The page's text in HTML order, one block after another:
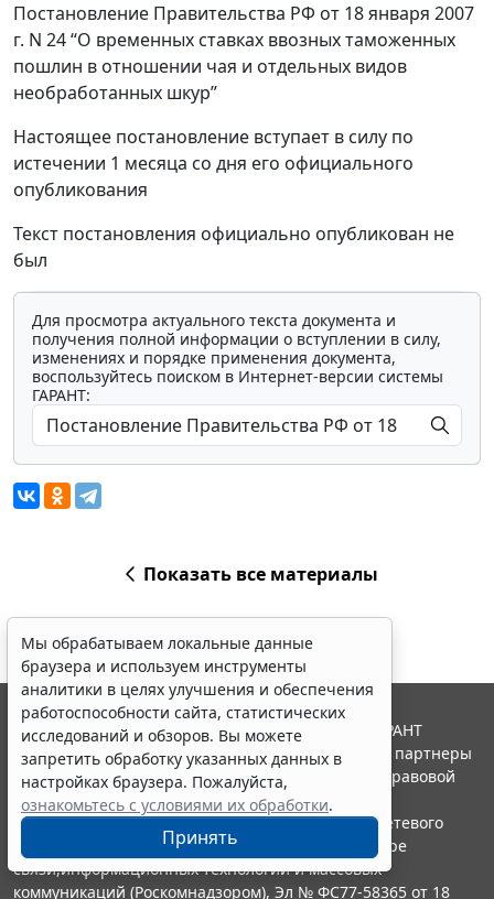
Постановление Правительства РФ от 18 января 2007
г. N 24 “О временных ставках ввозных таможенных
пошлин в отношении чая и отдельных видов
необработанных шкур”
Настоящее постановление вступает в силу по
истечении 1 месяца со дня его официального
опубликования
Текст постановления официально опубликован не
был
Для просмотра актуального текста документа и
получения полной информации о вступлении в силу,
изменениях и порядке применения документа,
воспользуйтесь поиском в Интернет-версии системы
ГАРАНТ:
Показать все материалы
Мы обрабатываем локальные данные
браузера и используем инструменты
аналитики в целях улучшения и обеспечения
работоспособности сайта, статистических
исследований и обзоров. Вы можете
запретить обработку указанных данных в
настройках браузера. Пожалуйста,
ознакомьтесь с условиями их обработки.
Принять
© ООО "НПП "ГАРАНТ-СЕРВИС", 2026. Система ГАРАНТ
выпускается с 1990 года. Компания "Гарант" и ее партнеры
являются участниками Российской ассоциации правовой
информации ГАРАНТ.
Портал ГАРАНТ.РУ зарегистрирован в качестве сетевого
издания Федеральной службой по надзору в сфере
связи,информационных технологий и массовых
коммуникаций (Роскомнадзором), Эл № ФС77-58365 от 18